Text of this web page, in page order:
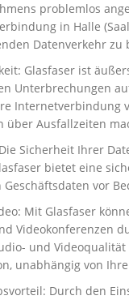
problemlos
in Halle
Datenverkehr zu
Glasfaser ist
Unterbrechungen
Internetverbindung
über Ausfallzeiten
Sicherheit Ihrer
bietet eine
Geschäftsdaten vor
Mit Glasfaser
Videokonferenzen
und
unabhängig von
Durch den